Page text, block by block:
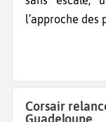
l’approche des
Corsair